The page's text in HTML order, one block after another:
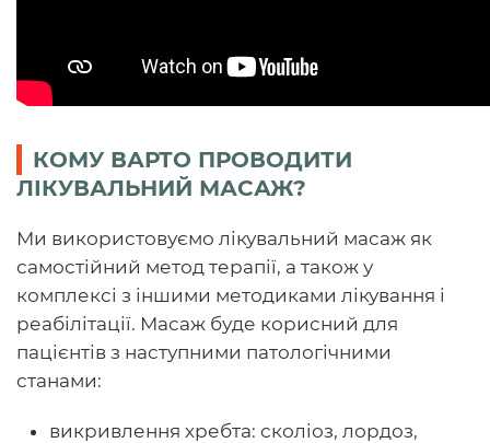
КОМУ ВАРТО ПРОВОДИТИ
ЛІКУВАЛЬНИЙ МАСАЖ?
Ми використовуємо лікувальний масаж як
самостійний метод терапії, а також у
комплексі з іншими методиками лікування і
реабілітації. Масаж буде корисний для
пацієнтів з наступними патологічними
станами:
викривлення хребта: сколіоз, лордоз,